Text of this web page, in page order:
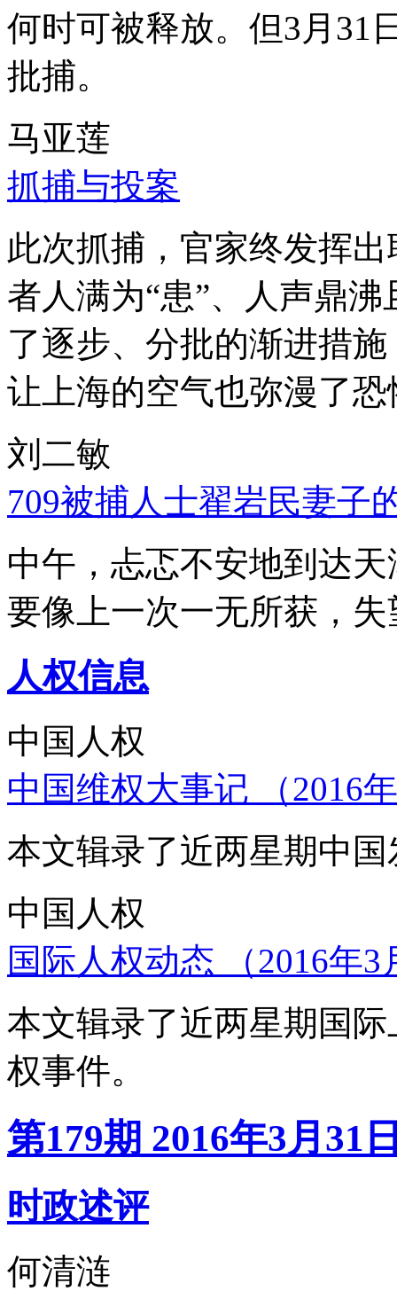
何时可被释放。但3月31
批捕。
马亚莲
抓捕与投案
此次抓捕，官家终发挥
者人满为“患”、人声鼎
了逐步、分批的渐进措
让上海的空气也弥漫了
刘二敏
709被捕人士翟岩民妻子
中午，忐忑不安地到达
要像上一次一无所获，
人权信息
中国人权
中国维权大事记 （2016
本文辑录了近两星期中
中国人权
国际人权动态 （2016年
本文辑录了近两星期国
权事件。
第179期 2016年3月31
时政述评
何清涟